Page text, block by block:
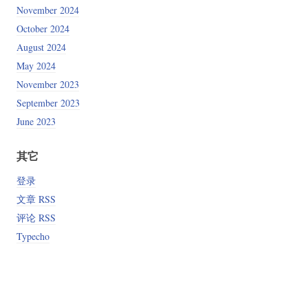
November 2024
October 2024
August 2024
May 2024
November 2023
September 2023
June 2023
其它
登录
文章 RSS
评论 RSS
Typecho